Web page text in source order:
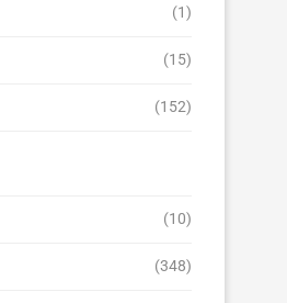
(1)
(15)
(152)
(10)
(348)